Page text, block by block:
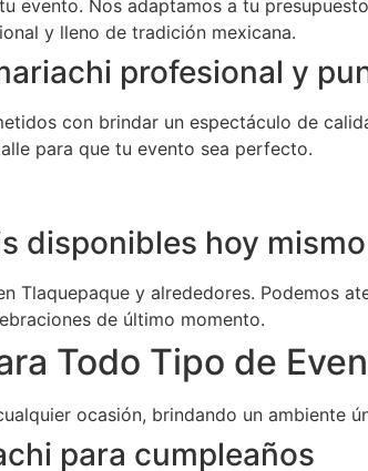
evento. Nos adaptamos a tu
y lleno de tradición mexicana.
profesional y
con brindar un espectáculo de
para que tu evento sea perfecto.
disponibles hoy mismo
Tlaquepaque y alrededores. Podemos
de último momento.
Todo Tipo de
ocasión, brindando un ambiente
para cumpleaños